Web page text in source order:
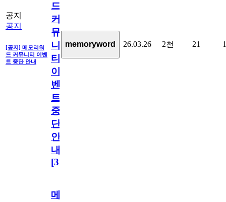
공지
공지
[공지] 메모리워
드 커뮤니티 이벤
트 중단 안내
드
커
뮤
니
티
이
벤
트
중
단
안
내
[31
memoryword 26.03.26 2천 21 1
메